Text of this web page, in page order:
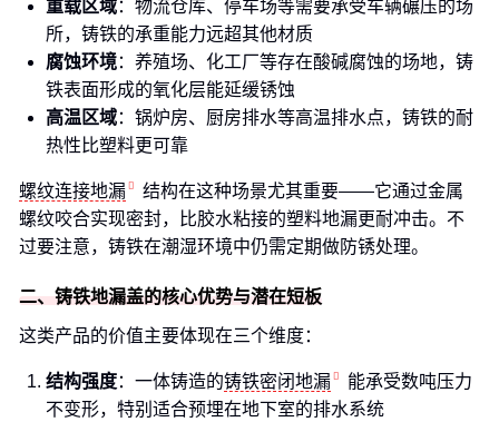
重载区域：物流仓库、停车场等需要承受车辆碾压的场
所，铸铁的承重能力远超其他材质
腐蚀环境：养殖场、化工厂等存在酸碱腐蚀的场地，铸
铁表面形成的氧化层能延缓锈蚀
高温区域：锅炉房、厨房排水等高温排水点，铸铁的耐
热性比塑料更可靠
螺纹连接地漏
结构在这种场景尤其重要——它通过金属
螺纹咬合实现密封，比胶水粘接的塑料地漏更耐冲击。不
过要注意，铸铁在潮湿环境中仍需定期做防锈处理。
二、铸铁地漏盖的核心优势与潜在短板
这类产品的价值主要体现在三个维度：
结构强度：一体铸造的铸铁密闭地漏
能承受数吨压力
不变形，特别适合预埋在地下室的排水系统